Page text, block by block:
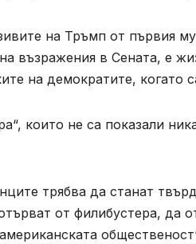
на Тръмп от първия
възражения в Сената, е
на демократите, когато
които не са показали
трябва да станат
от филибустера, да